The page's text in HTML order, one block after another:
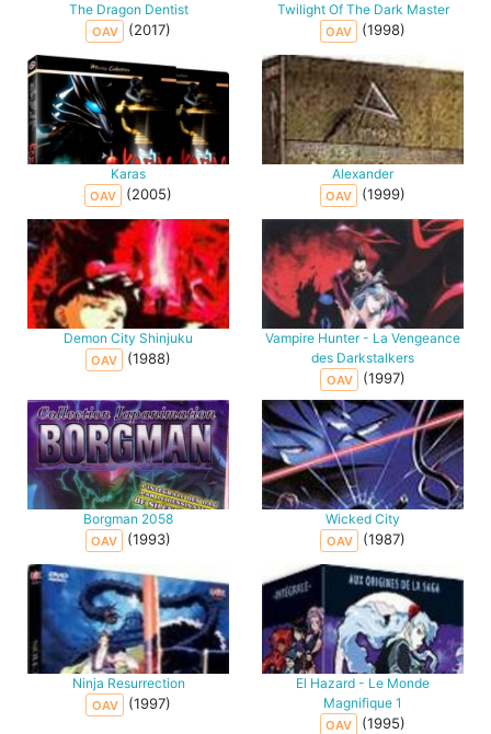
The Dragon Dentist
OAV (2017)
Twilight Of The Dark Master
OAV (1998)
Karas
OAV (2005)
Alexander
OAV (1999)
Demon City Shinjuku
OAV (1988)
Vampire Hunter - La Vengeance
des Darkstalkers
OAV (1997)
Borgman 2058
OAV (1993)
Wicked City
OAV (1987)
Ninja Resurrection
OAV (1997)
El Hazard - Le Monde
Magnifique 1
OAV (1995)